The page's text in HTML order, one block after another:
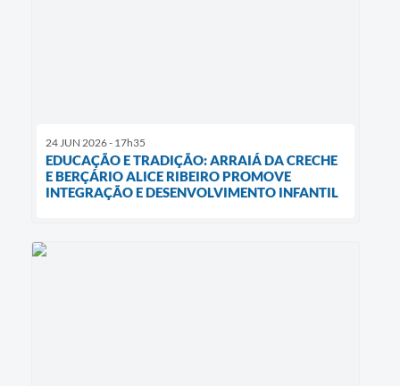
24 JUN 2026 - 17h35
EDUCAÇÃO E TRADIÇÃO: ARRAIÁ DA CRECHE
E BERÇÁRIO ALICE RIBEIRO PROMOVE
INTEGRAÇÃO E DESENVOLVIMENTO INFANTIL